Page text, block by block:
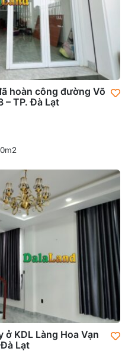
hoàn công đường Võ
– TP. Đà Lạt
ở KDL Làng Hoa Vạn
Lạt